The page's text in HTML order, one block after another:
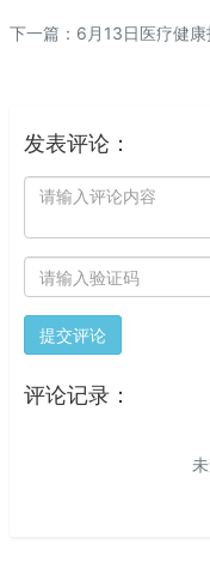
下一篇： 6月13日医疗健
发表评论：
提交评论
评论记录：